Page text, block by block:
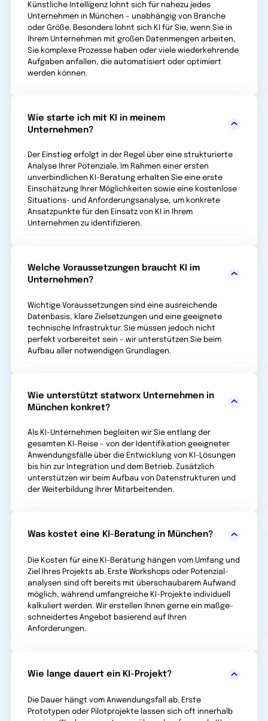
Künstliche Intelligenz lohnt sich für nahezu jedes
Unternehmen in München – unabhängig von Branche
oder Größe. Besonders lohnt sich KI für Sie, wenn Sie in
Ihrem Unternehmen mit großen Daten­mengen arbeiten,
Sie komplexe Prozesse haben oder viele wieder­kehrende
Aufgaben anfallen, die automatisiert oder optimiert
werden können.
Wie starte ich mit KI in meinem
Unternehmen?
Der Einstieg erfolgt in der Regel über eine strukturierte
Analyse Ihrer Potenziale. Im Rahmen einer ersten
unverbindl­ichen KI-Beratung erhalten Sie eine erste
Einschätzung Ihrer Möglichkeiten sowie eine kostenlose
Situations- und Anforderungs­analyse, um konkrete
Ansatz­punkte für den Einsatz von KI in Ihrem
Unternehmen zu identifizieren.
Welche Voraussetzungen braucht KI im
Unternehmen?
Wichtige Voraussetzungen sind eine ausreichende
Datenbasis, klare Zielsetzungen und eine geeignete
technische Infras­truktur. Sie müssen jedoch nicht
perfekt vorbereitet sein – wir unterstützen Sie beim
Aufbau aller notwendigen Grundlagen.
Wie unterstützt statworx Unternehmen in
München konkret?
Als KI-Unternehmen begleiten wir Sie entlang der
gesamten KI-Reise – von der Identifikation geeigneter
Anwendungsfälle über die Entwicklung von KI-Lösungen
bis hin zur Integration und dem Betrieb. Zusätzlich
unterstützen wir beim Aufbau von Datenstrukturen und
der Weiterbildung Ihrer Mitarbeitenden.
Was kostet eine KI-Beratung in München?
Die Kosten für eine KI-Beratung hängen vom Umfang und
Ziel Ihres Projekts ab. Erste Workshops oder Potenzial­
analysen sind oft bereits mit überschau­barem Aufwand
möglich, während umfang­reiche KI-Projekte individuell
kalkuliert werden. Wir erstellen Ihnen gerne ein maßge­
schneidertes Angebot basierend auf Ihren
Anforderungen.
Wie lange dauert ein KI-Projekt?
Die Dauer hängt vom Anwendungsfall ab. Erste
Prototypen oder Pilotprojekte lassen sich oft inner­halb